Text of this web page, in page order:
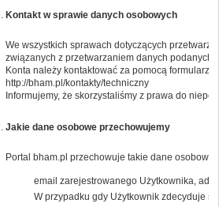
Kontakt w sprawie danych osobowych
We wszystkich sprawach dotyczących
związanych z przetwarzaniem danych podanych
Konta należy kontaktować za pomocą
http://bham.pl/kontakty/techniczny
Informujemy, że skorzystaliśmy z prawa do
Jakie dane osobowe przechowujemy
Portal bham.pl przechowuje takie dane osobowe
email zarejestrowanego Użytkownika,
W przypadku gdy Użytkownik zdecyduje